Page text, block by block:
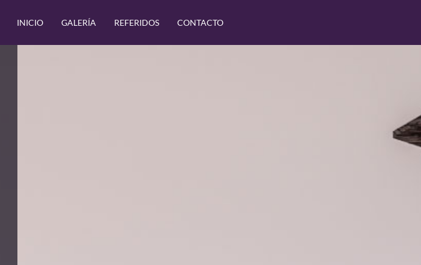
INICIO GALERÍA REFERIDOS CONTACTO